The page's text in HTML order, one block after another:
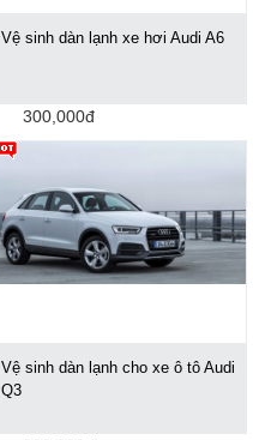
Vệ sinh dàn lạnh xe hơi Audi A6
300,000đ
Vệ sinh dàn lạnh cho xe ô tô Audi
Q3